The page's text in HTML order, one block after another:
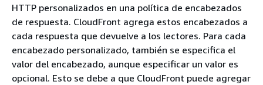
HTTP personalizados en una política de encabezados
de respuesta. CloudFront agrega estos encabezados a
cada respuesta que devuelve a los lectores. Para cada
encabezado personalizado, también se especifica el
valor del encabezado, aunque especificar un valor es
opcional. Esto se debe a que CloudFront puede agregar